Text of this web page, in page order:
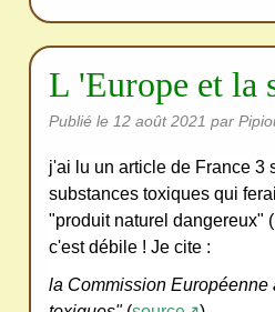
L 'Europe et la
Publié le 12 août 2021 par
j'ai lu un article de France 3
substances toxiques qui
"produit naturel dangereux"
c'est débile ! Je cite :
la Commission Européenne